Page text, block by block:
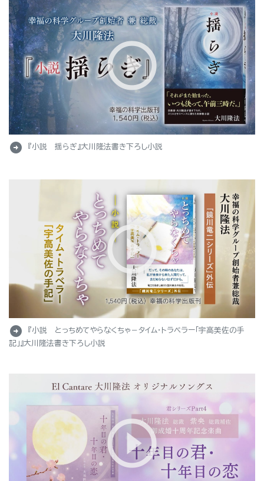
arrow_circle_right 『小説 揺らぎ』大川隆法書き下ろし小説
arrow_circle_right
『小説 とっちめてやらなくちゃ－タイム・トラベラー「宇高美佐の手
記」』大川隆法書き下ろし小説